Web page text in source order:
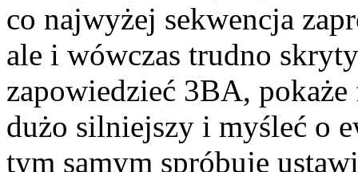
co najwyżej sekwencja
ale i wówczas trudno
zapowiedzieć 3BA,
dużo silniejszy i myśleć o
tym samym spróbuje